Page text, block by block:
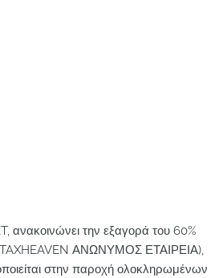
ανακοινώνει την εξαγορά του 60%
ΑΝΩΝΥΜΟΣ ΕΤΑΙΡΕΙΑ),
στην παροχή ολοκληρωμένων